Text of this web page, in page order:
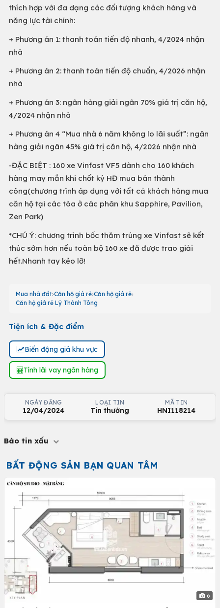
thích hợp với đa dạng các đối tượng khách hàng và
năng lực tài chính:
+ Phương án 1: thanh toán tiến độ nhanh, 4/2024 nhận
nhà
+ Phương án 2: thanh toán tiến độ chuẩn, 4/2026 nhận
nhà
+ Phương án 3: ngân hàng giải ngân 70% giá trị căn hộ,
4/2024 nhận nhà
+ Phương án 4 “Mua nhà 6 năm không lo lãi suất”: ngân
hàng giải ngân 45% giá trị căn hộ, 4/2026 nhận nhà
-ĐẶC BIỆT : 160 xe Vinfast VF5 dành cho 160 khách
hàng may mắn khi chốt ký HĐ mua bán thành
công(chương trình áp dụng với tất cả khách hàng mua
căn hộ tại các tòa ở các phân khu Sapphire, Pavilion,
Zen Park)
*CHÚ Ý: chương trình bốc thăm trúng xe Vinfast sẽ kết
thúc sớm hơn nếu toàn bộ 160 xe đã được trao giải
hết.Nhanh tay kẻo lỡ!
Mua nhà đất Căn hộ giá rẻ Căn hộ giá rẻ
Căn hộ giá rẻ Lý Thánh Tông
Tiện ích & Đặc điểm
Biến động giá khu vực
Tính lãi vay ngân hàng
NGÀY ĐĂNG
12/04/2024
LOẠI TIN
Tin thường
MÃ TIN
HNI118214
Báo tin xấu
BẤT ĐỘNG SẢN BẠN QUAN TÂM
6